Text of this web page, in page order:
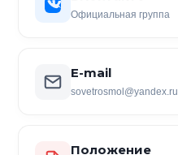
Официальная группа
E-mail
sovetrosmol@yandex.ru
Положение